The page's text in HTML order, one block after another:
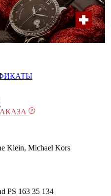
Klein, Michael Kors
PS 163 35 134